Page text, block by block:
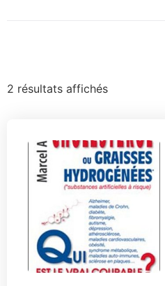
2 résultats affichés